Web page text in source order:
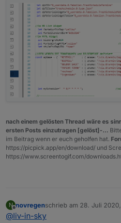
nach einem gelösten Thread wäre es
ersten Posts einzutragen [gelöst]-...
im Beitrag wenn er euch geholfen hat.
https://picpick.app/en/download/ und
https://www.screentogif.com/
N
Offline
novregenschrieb am 28. Juli 2020,
zuletzt editiert von
@liv-in-sky